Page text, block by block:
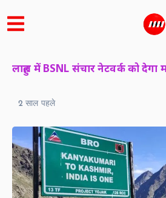
लाहुल में BSNL संचार नेटवर्क को देगा
2 साल पहले